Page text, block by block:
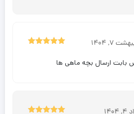
7, 1404
بابت ارسال بچه ماهی ها